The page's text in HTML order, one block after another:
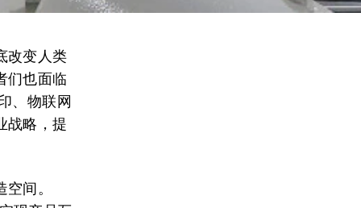
改变人类
们也面临
、物联网
战略，提
间。